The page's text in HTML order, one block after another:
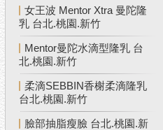
女王波 Mentor Xtra 曼陀隆
乳 台北.桃園.新竹
Mentor曼陀水滴型隆乳 台
北.桃園.新竹
柔滴SEBBIN香榭柔滴隆乳
台北.桃園.新竹
臉部抽脂瘦臉 台北.桃園.新